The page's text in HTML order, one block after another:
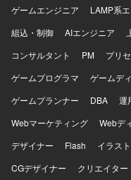
ゲームエンジニア
LAMP系
組込・制御
AIエンジニア
コンサルタント
PM プリ
ゲームプログラマ
ゲームデ
ゲームプランナー
DBA 運
Webマーケティング
Webデ
デザイナー
Flash イラス
CGデザイナー
クリエイター